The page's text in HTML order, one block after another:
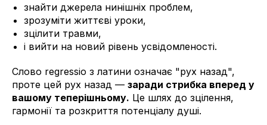
знайти джерела нинішніх проблем,
зрозуміти життєві уроки,
зцілити травми,
і вийти на новий рівень усвідомленості.
Слово regressio з латини означає "рух назад",
проте цей рух назад — заради стрибка вперед у
вашому теперішньому. Це шлях до зцілення,
гармонії та розкриття потенціалу душі.